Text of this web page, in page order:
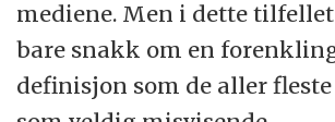
mediene. Men i dette
bare snakk om en
definisjon som de aller